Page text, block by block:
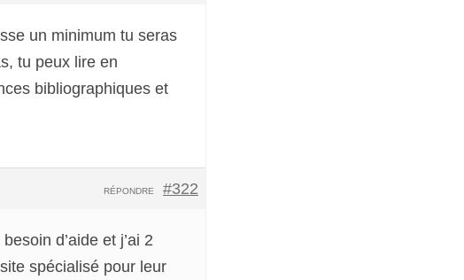
un minimum tu seras
tu peux lire en
bibliographiques et
#322
RÉPONDRE
d’aide et j’ai 2
spécialisé pour leur